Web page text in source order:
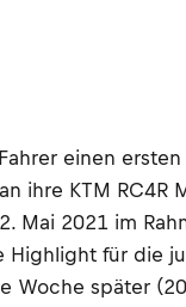
einen
ihre KTM
Mai 2021 im
für die
Woche später